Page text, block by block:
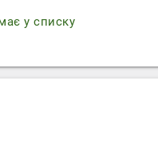
у списку